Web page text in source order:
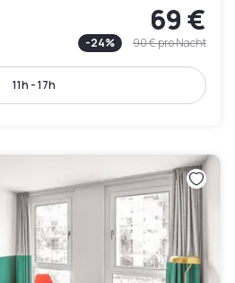
69 €
-24% 90 €pro Nacht
11h - 17h